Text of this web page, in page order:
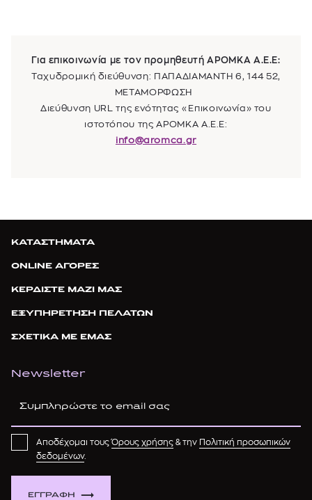
Για επικοινωνία με τον προμηθευτήΑΡΟΜΚΑ Α.Ε.Ε:
Ταχυδρομική διεύθυνση: ΠΑΠΑΔΙΑΜΑΝΤΗ 6, 144 52,
ΜΕΤΑΜΟΡΦΩΣΗ
Διεύθυνση URL της ενότητας «Επικοινωνία» του
ιστοτόπου τηςΑΡΟΜΚΑ Α.Ε.Ε:
info@aromca.gr
ΚΑΤΑΣΤΗΜΑΤΑ
ONLINE ΑΓΟΡΕΣ
ΚΕΡΔΙΣΤΕ ΜΑΖΙ ΜΑΣ
ΕΞΥΠΗΡΕΤΗΣΗ ΠΕΛΑΤΩΝ
ΣΧΕΤΙΚΑ ΜΕ ΕΜΑΣ
Newsletter
ΕΓΓΡΑΦΗ
Αποδέχομαι τουςΌρους χρήσης & την Πολιτική προσωπικών
δεδομένων.